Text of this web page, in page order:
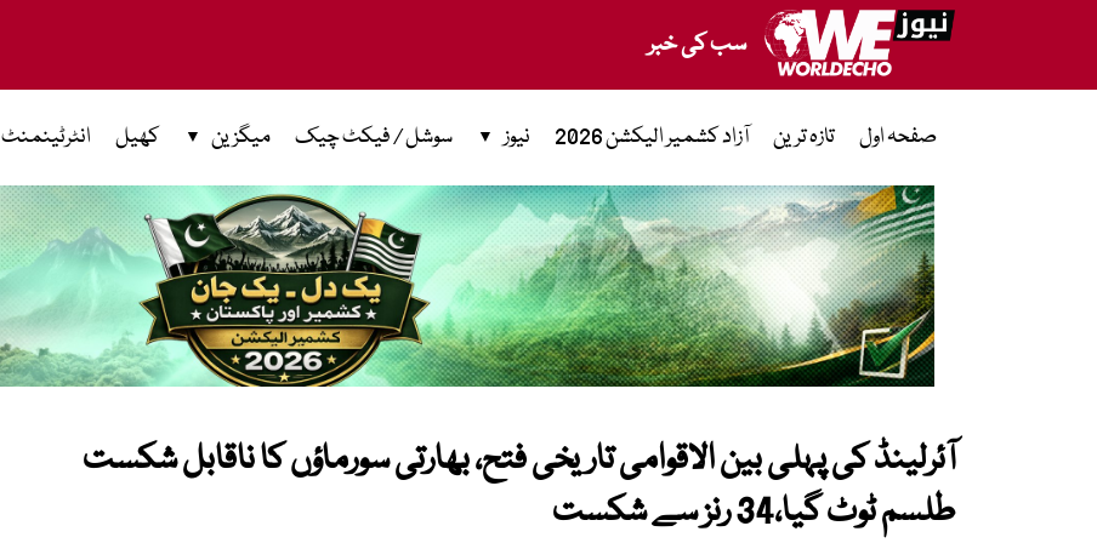
سب کی خبر
صفحہ اول تازہ ترین آزاد کشمیر الیکشن 2026 نیوز سوشل / فیکٹ چیک میگزین کھیل انٹرٹینمنٹ
آئرلینڈ کی پہلی بین الاقوامی تاریخی فتح، بھارتی سورماؤں کا ناقابل شکست
طلسم ٹوٹ گیا،34 رنز سے شکست